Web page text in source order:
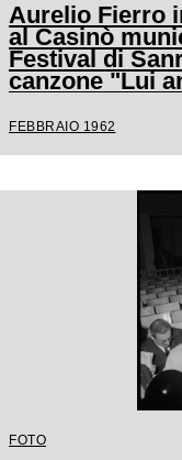
Aurelio Fierro
al Casinò
Festival di
canzone "Lui
FEBBRAIO 1962
FOTO